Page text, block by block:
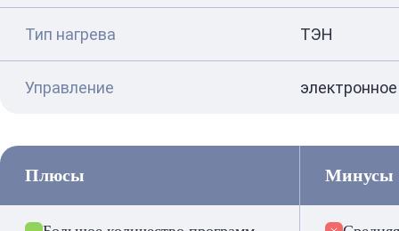
Тип нагрева ТЭН
Управление электронное
Плюсы Минусы